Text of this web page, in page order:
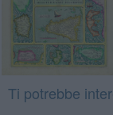
Ti potrebbe